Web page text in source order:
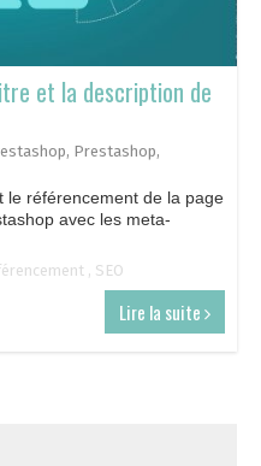
et la description de
, Prestashop,
le référencement de la page
avec les meta-
, SEO
Lire la suite